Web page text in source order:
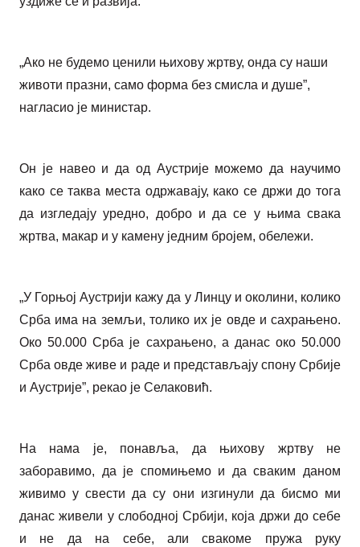
„Ако не будемо ценили њихову жртву, онда су наши
животи празни, само форма без смисла и душе”,
нагласио је министар.
Он је навео и да од Аустрије можемо да научимо
како се таква места одржавају, како се држи до тога
да изгледају уредно, добро и да се у њима свака
жртва, макар и у камену једним бројем, обележи.
„У Горњој Аустрији кажу да у Линцу и околини, колико
Срба има на земљи, толико их је овде и сахрањено.
Око 50.000 Срба је сахрањено, а данас око 50.000
Срба овде живе и раде и представљају спону Србије
и Аустрије”, рекао је Селаковић.
На нама је, понавља, да њихову жртву не
заборавимо, да је спомињемо и да сваким даном
живимо у свести да су они изгинули да бисмо ми
данас живели у слободној Србији, која држи до себе
и не да на себе, али свакоме пружа руку